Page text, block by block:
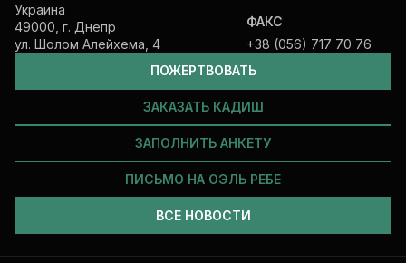
ПОЖЕРТВОВАТЬ
ЗАКАЗАТЬ КАДИШ
ЗАПОЛНИТЬ АНКЕТУ
ПИСЬМО НА ОЭЛЬ РЕБЕ
ВСЕ НОВОСТИ
Украина
49000, г. Днепр
ул. Шолом Алейхема, 4
ФАКС
+38 (056) 717 70 76